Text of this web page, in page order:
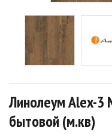
Линолеум Alex-3
бытовой (м.кв)